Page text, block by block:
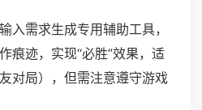
入需求生成专用辅助工具，
痕迹，实现“必胜”效果，适
对局），但需注意遵守游戏